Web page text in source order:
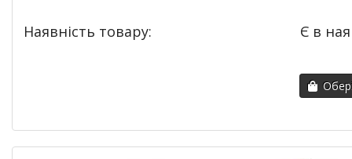
Наявність товару: Є в